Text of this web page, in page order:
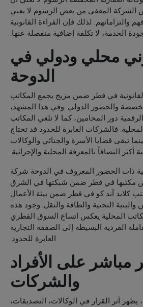
الشركة المعفى من بعض الرسوم لا يعني
والتزاماتهم. لذلك فإن القراءة القانونية
الخدمة، لا تكلفة إضافية منفصلة عنها.
محلي ودولي في
الدوحة
في قطر ضمن مزيج يجمع المكاتب
والحضور الدولي. وفي هذا المشهد،
دور المحامين، كما لا تلغي المكاتب
فالشركات العابرة للحدود قد تحتاج
تبقى قضايا الأسرة والجنائي والوكالات
أكثر التصاقاً بالمعرفة المحلية والإجرائية.
ذات الحضور المعروف في الدوحة شركة
مكتبها في قطر ضمن شبكتها في الشرق
كلايد آند كو في قطر ضمن بيئة الأعمال
والبنية التحتية والطاقة والنقل. وجود هذه
المحلية يعكس اتساع السوق القطري
الفردية البسيطة إلى الصفقة التجارية
العابرة للحدود.
مباشر على الأفراد
والشركات
يظهر أثر القرار في الوكالات، التصديقات،